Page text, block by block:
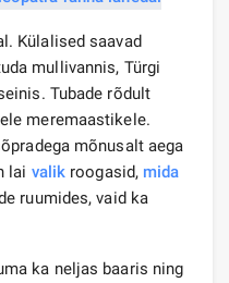
Külalised saavad
mullivannis, Türgi
Tubade rõdult
meremaastikele.
mõnusalt aega
lai valik roogasid, mida
ruumides, vaid ka
ka neljas baaris ning